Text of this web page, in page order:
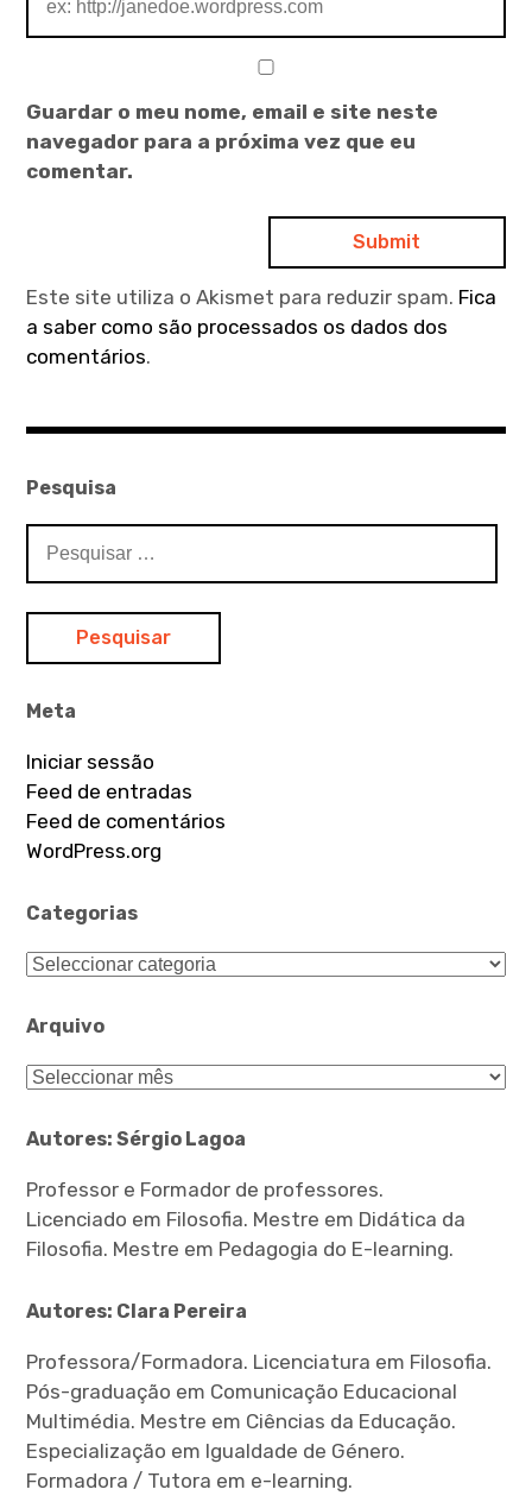
Guardar o meu nome, email e site neste
navegador para a próxima vez que eu
comentar.
Este site utiliza o Akismet para reduzir spam. Fica
a saber como são processados os dados dos
comentários.
Pesquisa
por:
Meta
Iniciar sessão
Feed de entradas
Feed de comentários
WordPress.org
Categorias
Categorias
Arquivo
Arquivo
Autores: Sérgio Lagoa
Professor e Formador de professores.
Licenciado em Filosofia. Mestre em Didática da
Filosofia. Mestre em Pedagogia do E-learning.
Autores: Clara Pereira
Professora/Formadora. Licenciatura em Filosofia.
Pós-graduação em Comunicação Educacional
Multimédia. Mestre em Ciências da Educação.
Especialização em Igualdade de Género.
Formadora / Tutora em e-learning.